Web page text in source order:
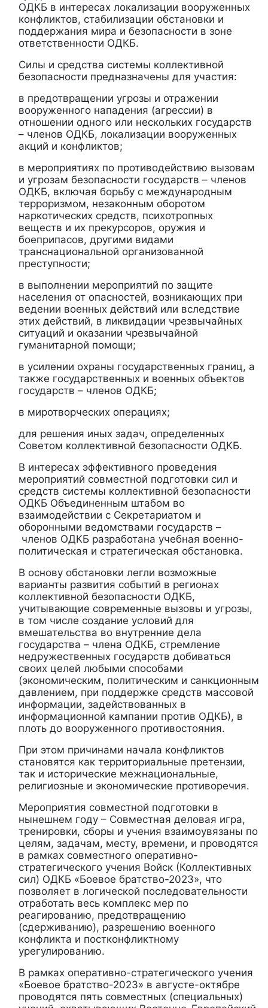
ОДКБ в интересах локализации вооруженных
конфликтов, стабилизации обстановки и
поддержания мира и безопасности в зоне
ответственности ОДКБ.
Силы и средства системы коллективной
безопасности предназначены для участия:
в предотвращении угрозы и отражении
вооруженного нападения (агрессии) в
отношении одного или нескольких государств
– членов ОДКБ, локализации вооруженных
акций и конфликтов;
в мероприятиях по противодействию вызовам
и угрозам безопасности государств – членов
ОДКБ, включая борьбу с международным
терроризмом, незаконным оборотом
наркотических средств, психотропных
веществ и их прекурсоров, оружия и
боеприпасов, другими видами
транснациональной организованной
преступности;
в выполнении мероприятий по защите
населения от опасностей, возникающих при
ведении военных действий или вследствие
этих действий, в ликвидации чрезвычайных
ситуаций и оказании чрезвычайной
гуманитарной помощи;
в усилении охраны государственных границ, а
также государственных и военных объектов
государств – членов ОДКБ;
в миротворческих операциях;
для решения иных задач, определенных
Советом коллективной безопасности ОДКБ.
В интересах эффективного проведения
мероприятий совместной подготовки сил и
средств системы коллективной безопасности
ОДКБ Объединенным штабом во
взаимодействии с Секретариатом и
оборонными ведомствами государств –
членов ОДКБ разработана учебная военно-
политическая и стратегическая обстановка.
В основу обстановки легли возможные
варианты развития событий в регионах
коллективной безопасности ОДКБ,
учитывающие современные вызовы и угрозы,
в том числе создание условий для
вмешательства во внутренние дела
государства – члена ОДКБ, стремление
недружественных государств добиваться
своих целей любыми способами
(экономическим, политическим и санкционным
давлением, при поддержке средств массовой
информации, задействованных в
информационной кампании против ОДКБ), в
плоть до вооруженного противостояния.
При этом причинами начала конфликтов
становятся как территориальные претензии,
так и исторические межнациональные,
религиозные и экономические противоречия.
Мероприятия совместной подготовки в
нынешнем году – Совместная деловая игра,
тренировки, сборы и учения взаимоувязаны по
целям, задачам, месту, времени, и проводятся
в рамках совместного оперативно-
стратегического учения Войск (Коллективных
сил) ОДКБ «Боевое братство-2023», что
позволяет в логической последовательности
отработать весь комплекс мер по
реагированию, предотвращению
(сдерживанию), разрешению военного
конфликта и постконфликтному
урегулированию.
В рамках оперативно-стратегического учения
«Боевое братство-2023» в августе-октябре
проводятся пять совместных (специальных)